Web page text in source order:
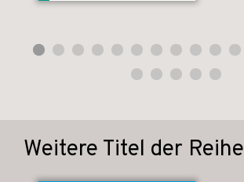
Weitere Titel der Reihe